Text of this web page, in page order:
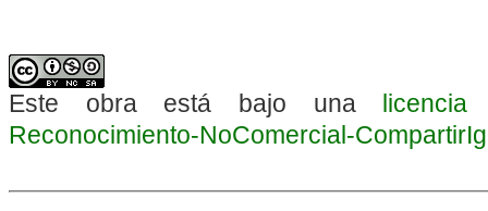
Este obra está bajo una
Reconocimiento-NoComercial-